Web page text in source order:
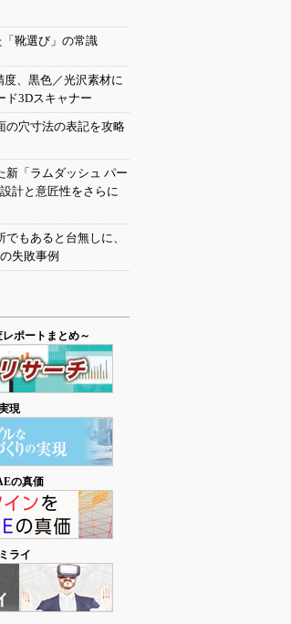
靴選び」の常識
度、黒色／光沢素材に
ド3Dスキャナー
の穴寸法の表記を攻略
新「ラムダッシュ パー
計と意匠性をさらに
もあると台無しに、
失敗事例
ポートまとめ～
現
の真価
ライ